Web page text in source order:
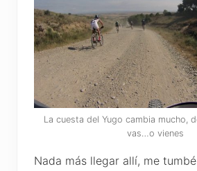
La cuesta del Yugo cambia mucho,
vas…o vienes
Nada más llegar allí, me